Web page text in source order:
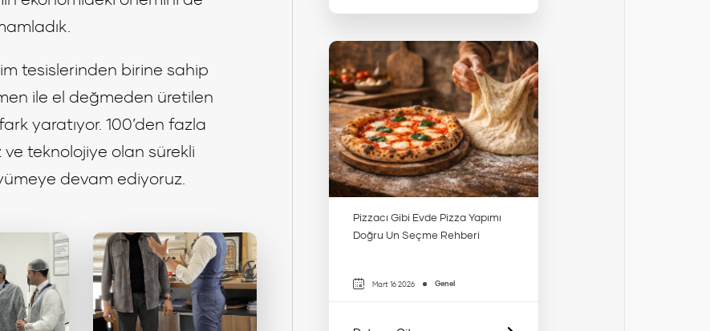
tesislerinden birine sahip
ile el değmeden üretilen
yaratıyor. 100’den fazla
ve teknolojiye olan sürekli
devam ediyoruz.
Pizzacı Gibi Evde Pizza Yapımı
Doğru Un Seçme Rehberi
Mart 16 2026 Genel